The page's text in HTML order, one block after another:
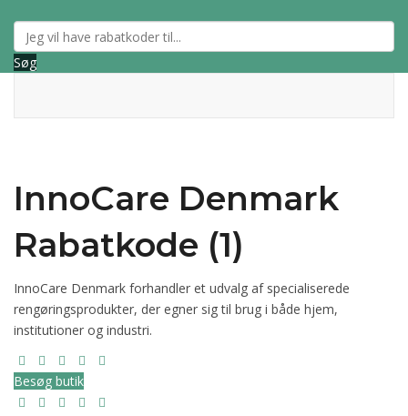
Søg
InnoCare Denmark
Rabatkode (1)
InnoCare Denmark forhandler et udvalg af specialiserede
rengøringsprodukter, der egner sig til brug i både hjem,
institutioner og industri.
Besøg butik